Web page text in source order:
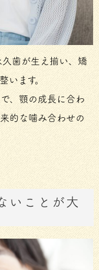
歯が生え揃い、矯
います。
、顎の成長に合わ
的な噛み合わせの
いことが大